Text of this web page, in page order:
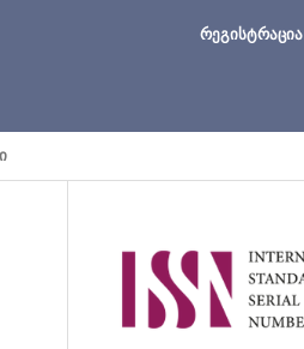
რეგისტრაცია